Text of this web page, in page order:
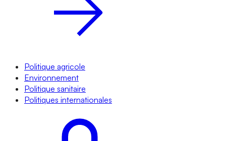
Politique agricole
Environnement
Politique sanitaire
Politiques internationales